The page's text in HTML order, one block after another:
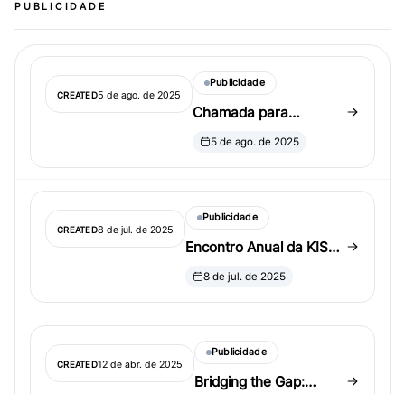
PUBLICIDADE
CREATED5 de ago. de 2025
Publicidade
Chamada para
propostas de sessões
5 de ago. de 2025
CREATED8 de jul. de 2025
Publicidade
Encontro Anual da KISS
no JSM 2025
8 de jul. de 2025
CREATED12 de abr. de 2025
Publicidade
Bridging the Gap: